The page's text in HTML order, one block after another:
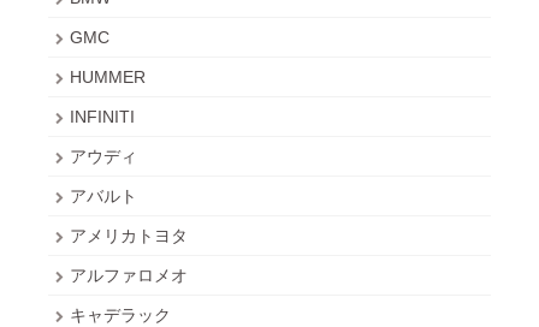
GMC
HUMMER
INFINITI
アウディ
アバルト
アメリカトヨタ
アルファロメオ
キャデラック